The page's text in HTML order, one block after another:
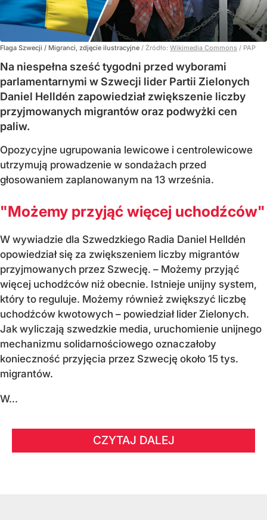
Flaga Szwecji / Migranci, zdjęcie ilustracyjne / Źródło: Wikimedia Commons / PAP
Na niespełna sześć tygodni przed wyborami
parlamentarnymi w Szwecji lider Partii Zielonych
Daniel Helldén zapowiedział zwiększenie liczby
przyjmowanych migrantów oraz podwyżki cen
paliw.
Opozycyjne ugrupowania lewicowe i centrolewicowe
utrzymują prowadzenie w sondażach przed
głosowaniem zaplanowanym na 13 września.
"Możemy przyjąć więcej uchodźców"
W wywiadzie dla Szwedzkiego Radia Daniel Helldén
opowiedział się za zwiększeniem liczby migrantów
przyjmowanych przez Szwecję. – Możemy przyjąć
więcej uchodźców niż obecnie. Istnieje unijny system,
który to reguluje. Możemy również zwiększyć liczbę
uchodźców kwotowych – powiedział lider Zielonych.
Jak wyliczają szwedzkie media, uruchomienie unijnego
mechanizmu solidarnościowego oznaczałoby
konieczność przyjęcia przez Szwecję około 15 tys.
migrantów.
W...
CZYTAJ DALEJ